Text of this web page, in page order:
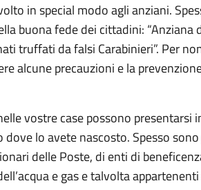
in special modo agli anziani.
buona fede dei cittadini: “Anziana
truffati da falsi Carabinieri”. Per
alcune precauzioni e la
vostre case possono presentarsi
lo avete nascosto. Spesso
delle Poste, di enti di
e gas e talvolta